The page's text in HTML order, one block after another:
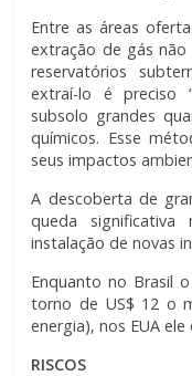
Entre as áreas
extração de gás não
reservatórios
extraí-lo é preciso
subsolo grandes
químicos. Esse
seus impactos
A descoberta de
queda
instalação de novas
Enquanto no Brasil
torno de US$ 12 o
energia), nos EUA
RISCOS